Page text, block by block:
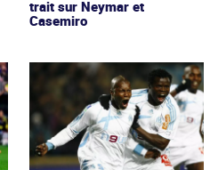
trait sur Neymar et
Casemiro